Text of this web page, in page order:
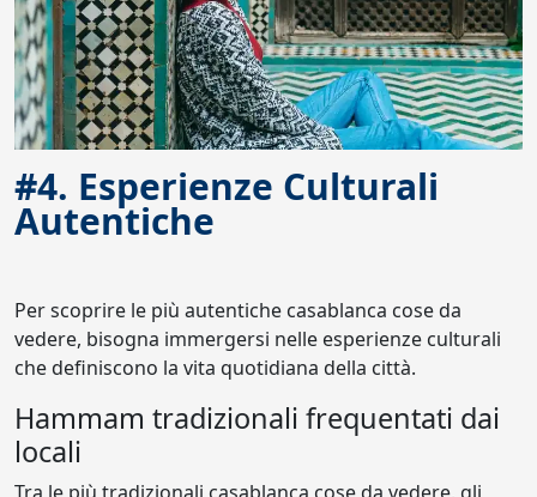
#4. Esperienze Culturali
Autentiche
Per scoprire le più autentiche casablanca cose da
vedere, bisogna immergersi nelle esperienze culturali
che definiscono la vita quotidiana della città.
Hammam tradizionali frequentati dai
locali